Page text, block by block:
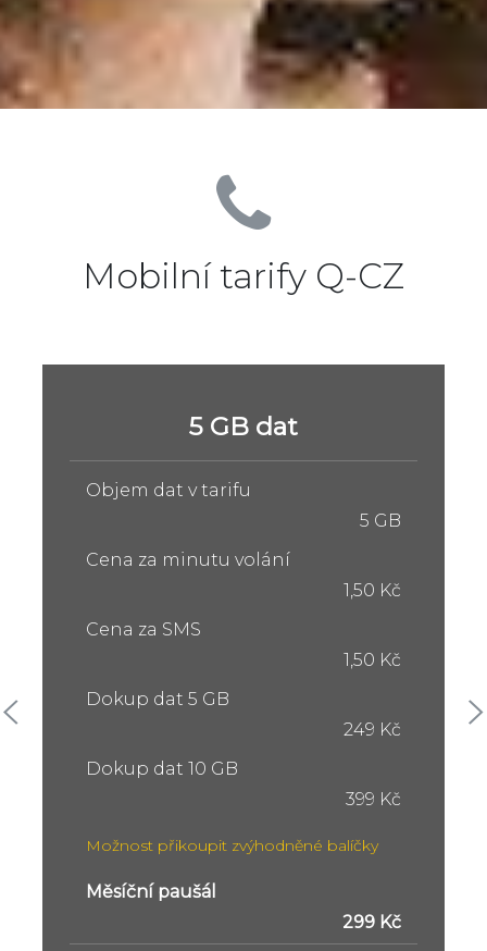
Mobilní tarify Q-CZ
5 GB dat
Objem dat v tarifu
5 GB
Cena za minutu volání
1,50 Kč
Cena za SMS
1,50 Kč
Dokup dat 5 GB
249 Kč
Dokup dat 10 GB
399 Kč
Možnost přikoupit zvýhodněné balíčky
Měsíční paušál
299 Kč